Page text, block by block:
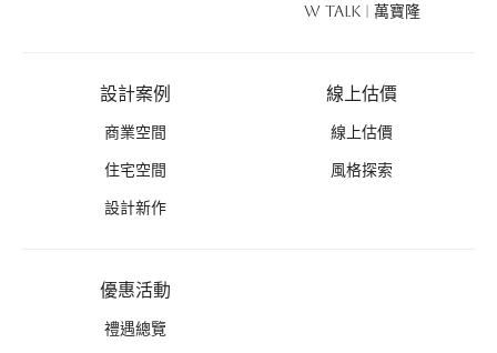
W TALK | 萬寶隆
設計案例
商業空間
住宅空間
設計新作
線上估價
線上估價
風格探索
優惠活動
禮遇總覽